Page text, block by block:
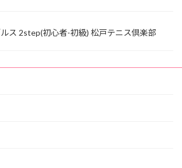
ス 2step(初心者-初級) 松戸テニス倶楽部